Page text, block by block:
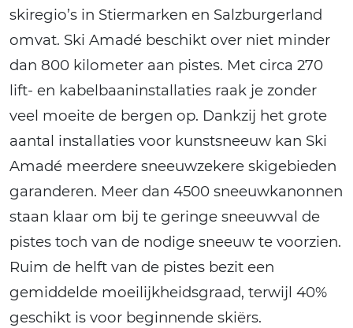
skiregio’s in Stiermarken en Salzburgerland
omvat. Ski Amadé beschikt over niet minder
dan 800 kilometer aan pistes. Met circa 270
lift- en kabelbaaninstallaties raak je zonder
veel moeite de bergen op. Dankzij het grote
aantal installaties voor kunstsneeuw kan Ski
Amadé meerdere sneeuwzekere skigebieden
garanderen. Meer dan 4500 sneeuwkanonnen
staan klaar om bij te geringe sneeuwval de
pistes toch van de nodige sneeuw te voorzien.
Ruim de helft van de pistes bezit een
gemiddelde moeilijkheidsgraad, terwijl 40%
geschikt is voor beginnende skiërs.